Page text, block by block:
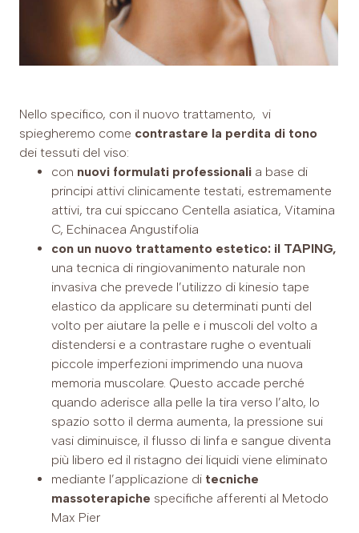
Nello specifico, con il nuovo trattamento, vi
spiegheremo come contrastare la perdita di tono
dei tessuti del viso:
con nuovi formulati professionali a base di
principi attivi clinicamente testati, estremamente
attivi, tra cui spiccano Centella asiatica, Vitamina
C, Echinacea Angustifolia
con un nuovo trattamento estetico: il TAPING,
una tecnica di ringiovanimento naturale non
invasiva che prevede l’utilizzo di kinesio tape
elastico da applicare su determinati punti del
volto per aiutare la pelle e i muscoli del volto a
distendersi e a contrastare rughe o eventuali
piccole imperfezioni imprimendo una nuova
memoria muscolare. Questo accade perché
quando aderisce alla pelle la tira verso l’alto, lo
spazio sotto il derma aumenta, la pressione sui
vasi diminuisce, il flusso di linfa e sangue diventa
più libero ed il ristagno dei liquidi viene eliminato
mediante l’applicazione di tecniche
massoterapiche specifiche afferenti al Metodo
Max Pier